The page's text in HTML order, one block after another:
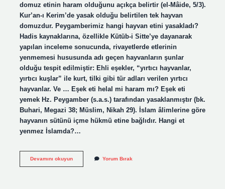
domuz etinin haram olduğunu açıkça belirtir (el-Mâide, 5/3).
Kur’an-ı Kerim’de yasak olduğu belirtilen tek hayvan
domuzdur. Peygamberimiz hangi hayvan etini yasakladı?
Hadis kaynaklarına, özellikle Kütüb-i Sitte’ye dayanarak
yapılan inceleme sonucunda, rivayetlerde etlerinin
yenmemesi hususunda adı geçen hayvanların şunlar
olduğu tespit edilmiştir: Ehli eşekler, “yırtıcı hayvanlar,
yırtıcı kuşlar” ile kurt, tilki gibi tür adları verilen yırtıcı
hayvanlar. Ve … Eşek eti helal mi haram mı? Eşek eti
yemek Hz. Peygamber (s.a.s.) tarafından yasaklanmıştır (bk.
Buhari, Megazi 38; Müslim, Nikah 29). İslam âlimlerine göre
hayvanın sütünü içme hükmü etine bağlıdır. Hangi et
yenmez İslamda?…
Devamını okuyunHangi
Yorum Bırak